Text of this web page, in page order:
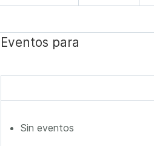
Eventos para
Sin eventos